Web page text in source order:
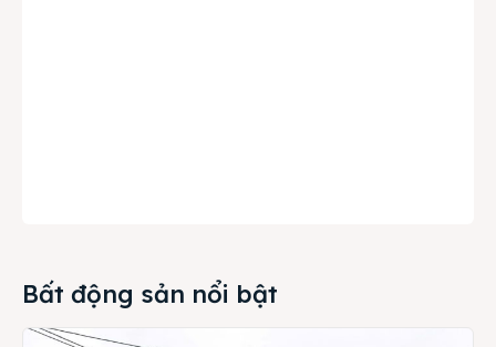
Bất động sản nổi bật